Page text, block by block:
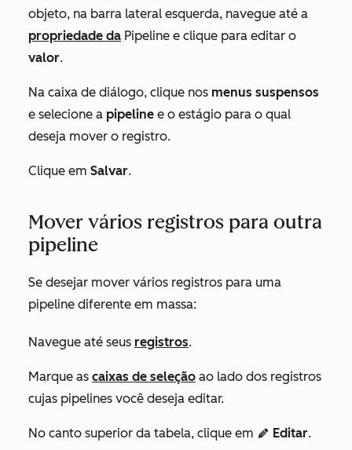
objeto, na barra lateral esquerda, navegue até a
propriedade da Pipeline e clique para editar o
valor.
Na caixa de diálogo, clique nos menus suspensos
e selecione a pipeline e o estágio para o qual
deseja mover o registro.
Clique em Salvar.
Mover vários registros para outra
pipeline
Se desejar mover vários registros para uma
pipeline diferente em massa:
Navegue até seus registros.
Marque as caixas de seleção ao lado dos registros
cujas pipelines você deseja editar.
No canto superior da tabela, clique em edit Editar.